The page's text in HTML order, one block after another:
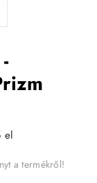
el
a termékről!